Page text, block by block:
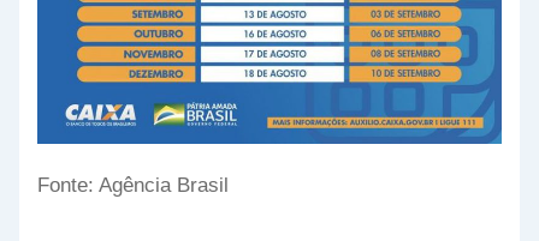
Fonte: Agência Brasil